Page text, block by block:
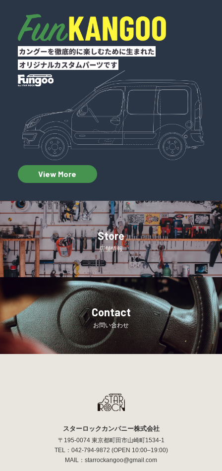
View More
Store
店舗情報
Contact
お問い合わせ
スターロックカンパニー株式会社
〒195-0074 東京都町田市山崎町1534-1
TEL： 042-794-9872 (OPEN 10:00–19:00)
MAIL： starrockangoo@gmail.com